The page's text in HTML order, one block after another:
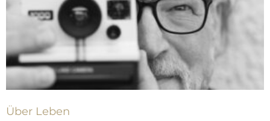
Über Leben